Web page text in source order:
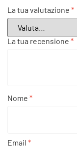
La tua valutazione *
La tua recensione *
Nome *
Email *